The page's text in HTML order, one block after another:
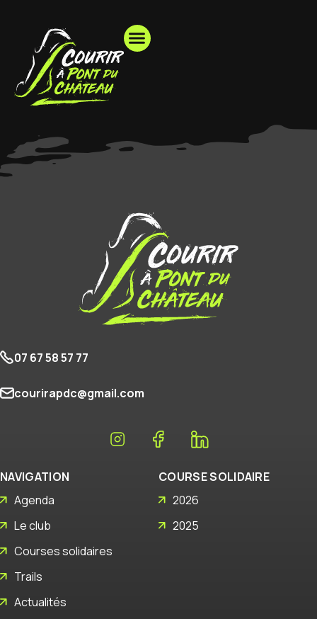
07 67 58 57 77
courirapdc@gmail.com
NAVIGATION
Agenda
Le club
Courses solidaires
Trails
Actualités
COURSE SOLIDAIRE
2026
2025